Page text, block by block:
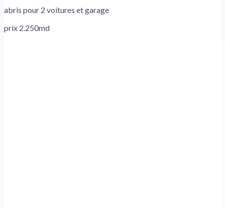
abris pour 2 voitures et garage
prix 2.250md